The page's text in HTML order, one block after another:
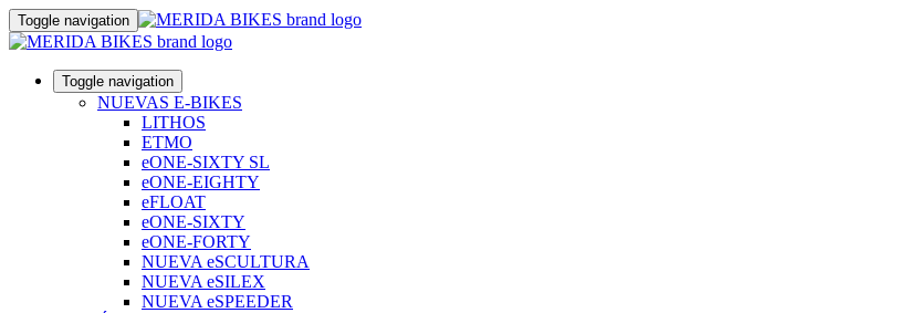
Toggle navigation
Toggle navigation
NUEVAS E-BIKES
LITHOS
ETMO
eONE-SIXTY SL
eONE-EIGHTY
eFLOAT
eONE-SIXTY
eONE-FORTY
NUEVA eSCULTURA
NUEVA eSILEX
NUEVA eSPEEDER